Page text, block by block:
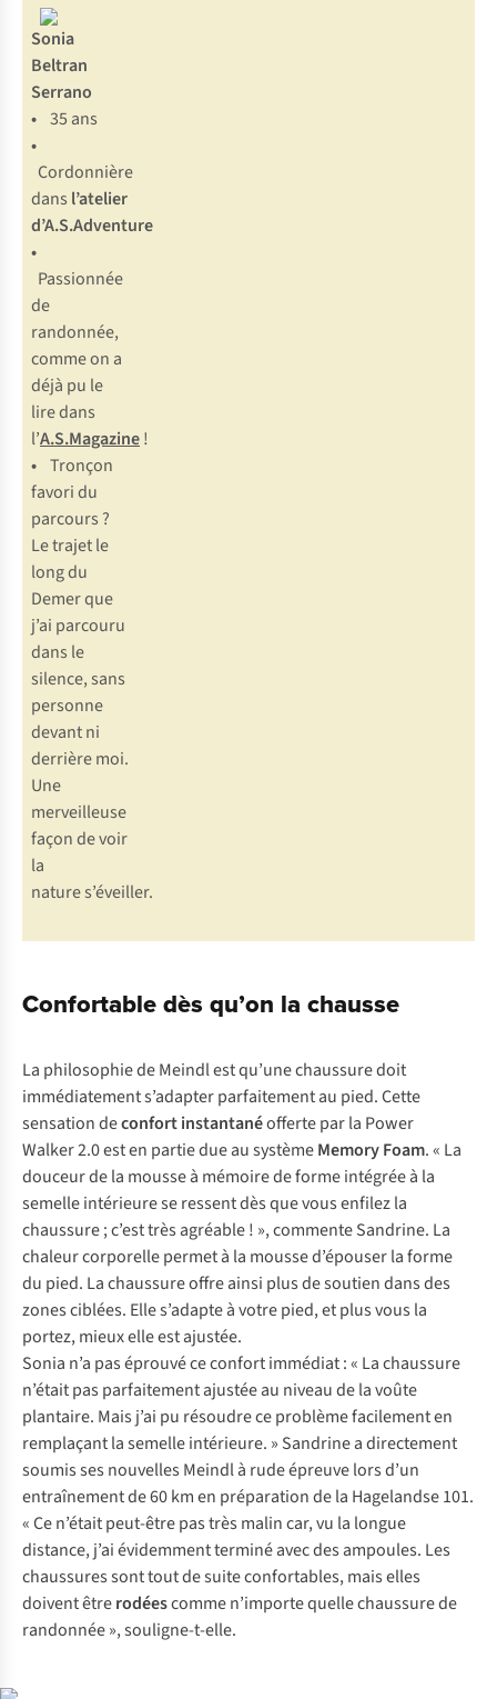
Sonia
Beltran
Serrano
• 35 ans
•
Cordonnière
dans l’atelier
d’A.S.Adventure
•
Passionnée
de
randonnée,
comme on a
déjà pu le
lire dans
l’A.S.Magazine!
• Tronçon
favori du
parcours ?
Le trajet le
long du
Demer que
j’ai parcouru
dans le
silence, sans
personne
devant ni
derrière moi.
Une
merveilleuse
façon de voir
la
nature s’éveiller.
Confortable dès qu’on la chausse
La philosophie de Meindl est qu’une chaussure doit
immédiatement s’adapter parfaitement au pied. Cette
sensation deconfort instantanéofferte par la Power
Walker 2.0 est en partie due au systèmeMemory Foam. « La
douceur de la mousse à mémoire de forme intégrée à la
semelle intérieure se ressent dès que vous enfilez la
chaussure ; c’est très agréable ! », commente Sandrine. La
chaleur corporelle permet à la mousse d’épouser la forme
du pied. La chaussure offre ainsi plus de soutien dans des
zones ciblées. Elle s’adapte à votre pied, et plus vous la
portez, mieux elle est ajustée.
Sonia n’a pas éprouvé ce confort immédiat : « La chaussure
n’était pas parfaitement ajustée au niveau de la voûte
plantaire. Mais j’ai pu résoudre ce problème facilement en
remplaçant la semelle intérieure. » Sandrine a directement
soumis ses nouvelles Meindl à rude épreuve lors d’un
entraînement de 60 km en préparation de la Hagelandse 101.
« Ce n’était peut-être pas très malin car, vu la longue
distance, j’ai évidemment terminé avec des ampoules. Les
chaussures sont tout de suite confortables, mais elles
doivent êtrerodéescomme n’importe quelle chaussure de
randonnée », souligne-t-elle.